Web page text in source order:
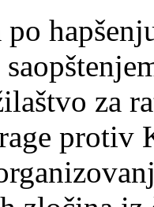
po
za
protiv